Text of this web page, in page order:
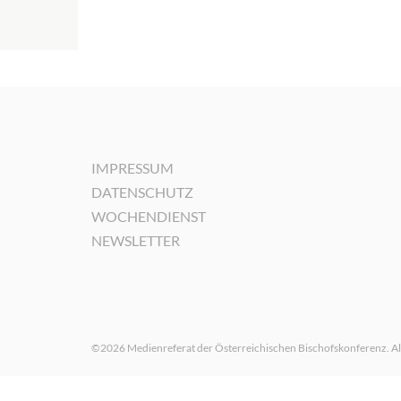
IMPRESSUM
DATENSCHUTZ
WOCHENDIENST
NEWSLETTER
©2026 Medienreferat der Österreichischen Bischofskonferenz.